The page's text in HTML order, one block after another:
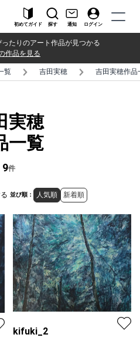
初めてガイド 探す 通知 ログイン
たりのアート作品が見つかる
作品を見る
覧 吉田実穂 吉田実穂作品
実穂
一覧
9件
並び順： 人気順 新着順
kifuki_2